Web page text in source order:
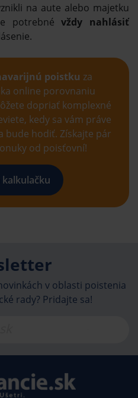
na aute alebo majetku
je potrebnévždy nahlásiť
poistku za
online porovnaniu
dopriať komplexné
kedy sa vám práve
bude hodiť. Získajte pár
od poisťovní!
kalkulačku
v oblasti poistenia
rady? Pridajte sa!